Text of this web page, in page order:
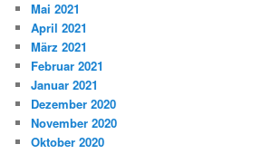
Mai 2021
April 2021
März 2021
Februar 2021
Januar 2021
Dezember 2020
November 2020
Oktober 2020